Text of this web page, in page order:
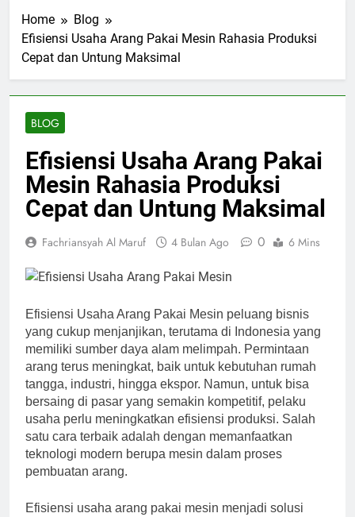
Home
Blog
Efisiensi Usaha Arang Pakai Mesin Rahasia Produksi
Cepat dan Untung Maksimal
BLOG
Efisiensi Usaha Arang Pakai
Mesin Rahasia Produksi
Cepat dan Untung Maksimal
Fachriansyah Al Maruf 4 Bulan Ago 0 6 Mins
Efisiensi Usaha Arang Pakai Mesin peluang bisnis
yang cukup menjanjikan, terutama di Indonesia yang
memiliki sumber daya alam melimpah. Permintaan
arang terus meningkat, baik untuk kebutuhan rumah
tangga, industri, hingga ekspor. Namun, untuk bisa
bersaing di pasar yang semakin kompetitif, pelaku
usaha perlu meningkatkan efisiensi produksi. Salah
satu cara terbaik adalah dengan memanfaatkan
teknologi modern berupa mesin dalam proses
pembuatan arang.
Efisiensi usaha arang pakai mesin menjadi solusi